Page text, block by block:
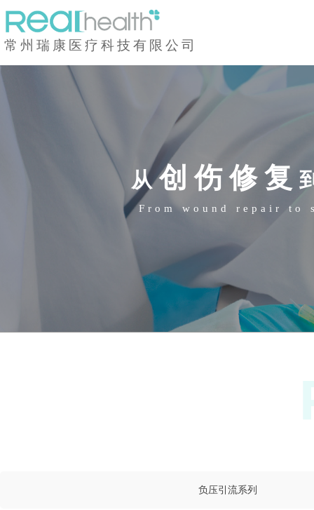
常州瑞康医疗科技有限公司
从创伤修复
From wound repair to
负压引流系列